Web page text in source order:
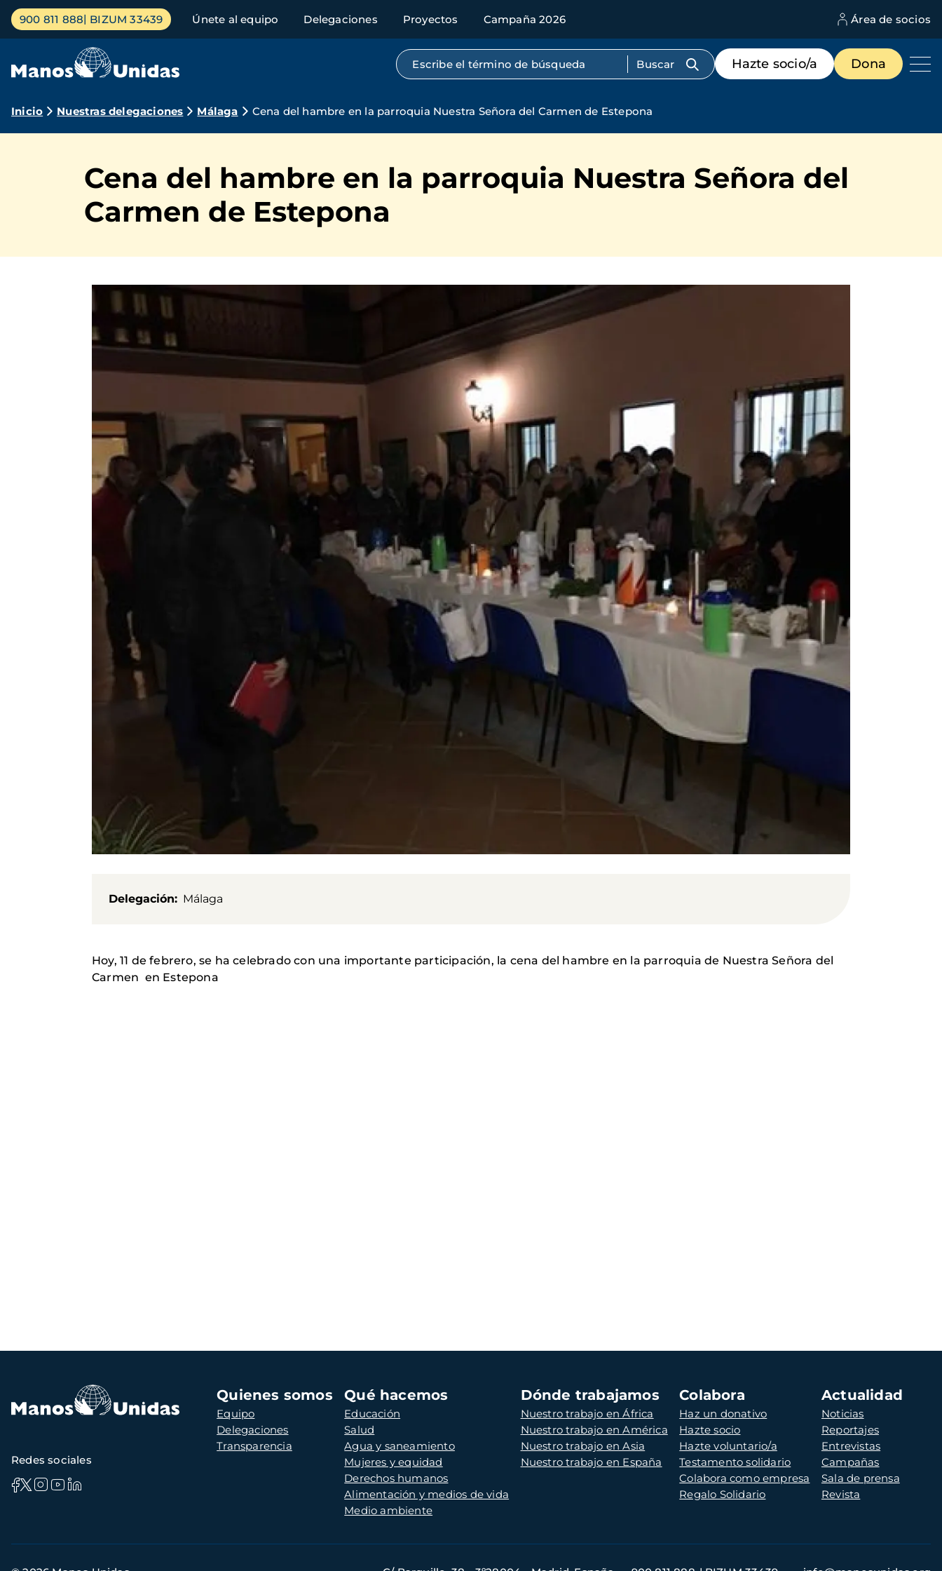
Pasar
contenido
Menú
principal
900 811 888 BIZUM 33439 Únete al equipo Delegaciones Proyectos Campaña 2026 Área de socios
Búsqueda por texto completo
Menú
de
destacados
Hazte socio/a Dona
Ruta
navegación
Inicio Nuestras delegaciones Málaga Cena del hambre en la parroquia Nuestra Señora del Carmen de Estepona
Cena del hambre en la parroquia Nuestra Señora del
Carmen de Estepona
Delegación Málaga
Hoy, 11 de febrero, se ha celebrado con una importante participación, la cena del hambre en la parroquia de Nuestra Señora del
Carmen en Estepona
Navegación
principal
Quienes somos
Equipo
Delegaciones
Transparencia
Qué hacemos
Educación
Salud
Agua y saneamiento
Mujeres y equidad
Derechos humanos
Alimentación y medios de vida
Medio ambiente
Dónde trabajamos
Nuestro trabajo en África
Nuestro trabajo en América
Nuestro trabajo en Asia
Nuestro trabajo en España
Colabora
Haz un donativo
Hazte socio
Hazte voluntario/a
Testamento solidario
Colabora como empresa
Regalo Solidario
Actualidad
Noticias
Reportajes
Entrevistas
Campañas
Sala de prensa
Revista
Redes sociales